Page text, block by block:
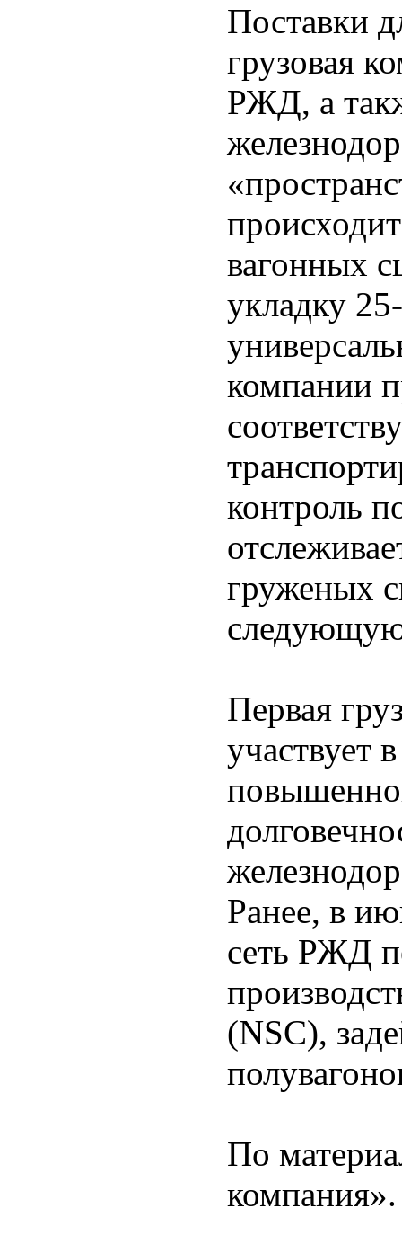
Поставки
грузовая
РЖД, а
вагонных
укладку
компании
контроль
груженых
Первая
участвует
Ранее, в
сеть РЖД
(NSC),
По
компания».